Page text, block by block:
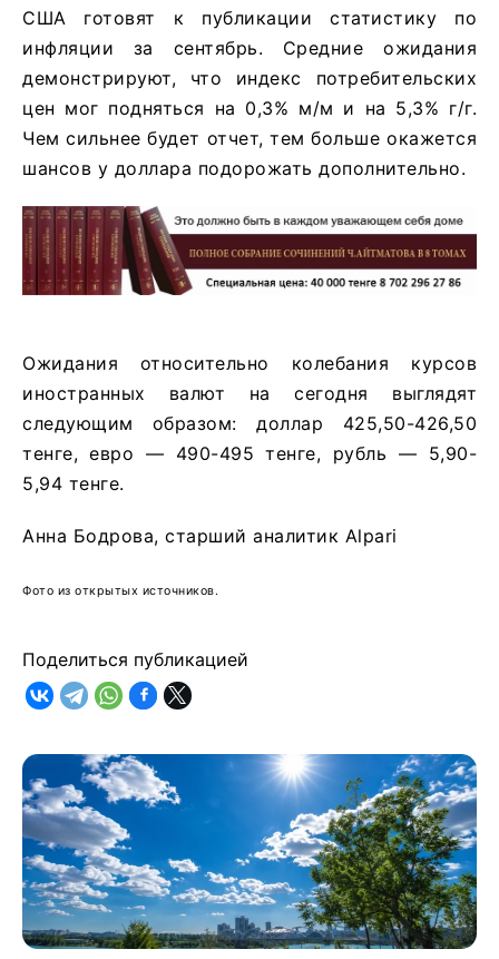
США готовят к публикации статистику по
инфляции за сентябрь. Средние ожидания
демонстрируют, что индекс потребительских
цен мог подняться на 0,3% м/м и на 5,3% г/г.
Чем сильнее будет отчет, тем больше окажется
шансов у доллара подорожать дополнительно.
Ожидания относительно колебания курсов
иностранных валют на сегодня выглядят
следующим образом: доллар 425,50-426,50
тенге, евро — 490-495 тенге, рубль — 5,90-
5,94 тенге.
Анна Бодрова, старший аналитик Alpari
Фото из открытых источников.
Поделиться публикацией